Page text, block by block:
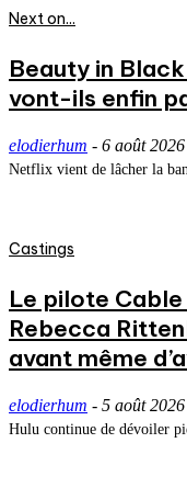
Next on...
Beauty in
vont-ils enfin
elodierhum - 6 août 2026
Netflix vient de lâcher la
Castings
Le pilote
Rebecca
avant même
elodierhum - 5 août 2026
Hulu continue de dévoiler